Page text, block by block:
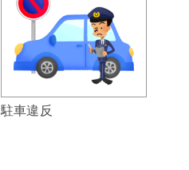
駐車違反